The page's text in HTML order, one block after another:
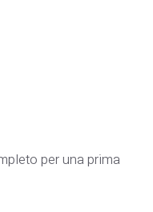
per una prima